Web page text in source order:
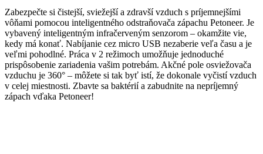
Zabezpečte si čistejší, sviežejší a zdravší vzduch s príjemnejšími
vôňami pomocou inteligentného odstraňovača zápachu Petoneer. Je
vybavený inteligentným infračerveným senzorom – okamžite vie,
kedy má konať. Nabíjanie cez micro USB nezaberie veľa času a je
veľmi pohodlné. Práca v 2 režimoch umožňuje jednoduché
prispôsobenie zariadenia vašim potrebám. Akčné pole osviežovača
vzduchu je 360° – môžete si tak byť istí, že dokonale vyčistí vzduch
v celej miestnosti. Zbavte sa baktérií a zabudnite na nepríjemný
zápach vďaka Petoneer!